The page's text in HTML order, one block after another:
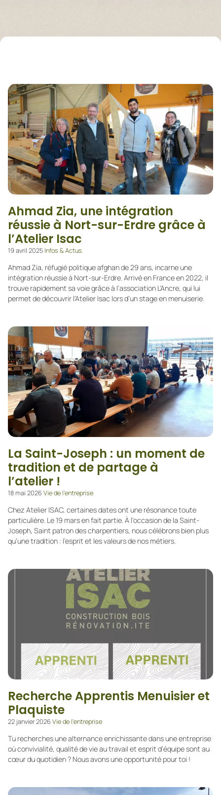
Ahmad Zia, une intégration
réussie à Nort-sur-Erdre grâce à
l’Atelier Isac
19 avril 2025 Infos & Actus.
Ahmad Zia, réfugié politique afghan de 29 ans, incarne une
intégration réussie à Nort-sur-Erdre. Arrivé en France en 2022, il
trouve rapidement sa voie grâce à l’association L’Ancre, qui lui
permet de découvrir l’Atelier Isac lors d’un stage en menuiserie.
La Saint-Joseph : un moment de
tradition et de partage à
l’atelier !
18 mai 2026 Vie de l’entreprise
Chez Atelier ISAC, certaines dates ont une résonance toute
particulière. Le 19 mars en fait partie. À l’occasion de la Saint-
Joseph, Saint patron des charpentiers, nous célébrons bien plus
qu’une tradition : l’esprit et les valeurs de nos métiers.
Recherche Apprentis Menuisier et
Plaquiste
22 janvier 2026 Vie de l’entreprise
Tu recherches une alternance enrichissante dans une entreprise
où convivialité, qualité de vie au travail et esprit d’équipe sont au
cœur du quotidien ? Nous avons une opportunité pour toi !